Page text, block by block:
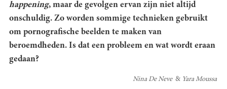
happening, maar de gevolgen ervan zijn niet altijd
onschuldig. Zo worden sommige technieken gebruikt
om pornografische beelden te maken van
beroemdheden. Is dat een probleem en wat wordt eraan
gedaan?
Nina De Neve Yara Moussa